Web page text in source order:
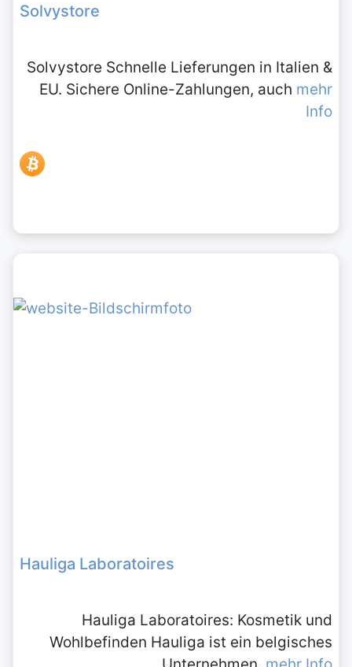
Solvystore
Solvystore Schnelle Lieferungen in Italien &
EU. Sichere Online-Zahlungen, auch mehr
Info
Hauliga Laboratoires
Hauliga Laboratoires: Kosmetik und
Wohlbefinden Hauliga ist ein belgisches